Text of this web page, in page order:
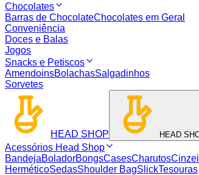
Chocolates
Barras de ChocolateChocolates em Geral
Conveniência
Doces e Balas
Jogos
Snacks e Petiscos
AmendoinsBolachasSalgadinhos
Sorvetes
HEAD SHOP HEAD
Acessórios Head Shop
BandejaBoladorBongsCasesCharutos
HerméticoSedasShoulder BagSlickTesouras